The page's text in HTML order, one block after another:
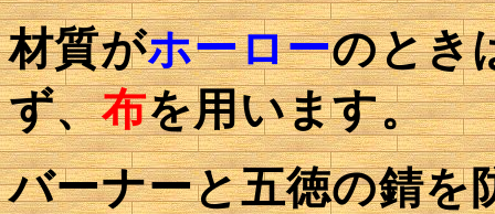
材質がホーローのとき
ず、布を用います。
バーナーと五徳の錆を